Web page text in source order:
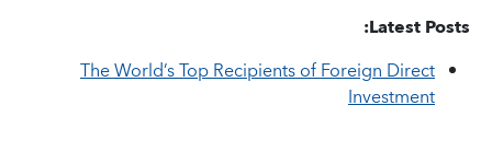
Latest Posts:
The World’s Top Recipients of Foreign Direct
Investment